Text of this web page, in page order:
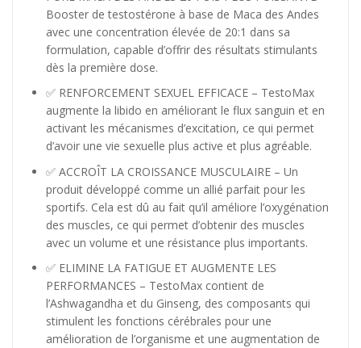
Booster de testostérone à base de Maca des Andes
avec une concentration élevée de 20:1 dans sa
formulation, capable d’offrir des résultats stimulants
dès la première dose.
✅ RENFORCEMENT SEXUEL EFFICACE – TestoMax
augmente la libido en améliorant le flux sanguin et en
activant les mécanismes d’excitation, ce qui permet
d’avoir une vie sexuelle plus active et plus agréable.
✅ ACCROÎT LA CROISSANCE MUSCULAIRE – Un
produit développé comme un allié parfait pour les
sportifs. Cela est dû au fait qu’il améliore l’oxygénation
des muscles, ce qui permet d’obtenir des muscles
avec un volume et une résistance plus importants.
✅ ELIMINE LA FATIGUE ET AUGMENTE LES
PERFORMANCES – TestoMax contient de
l’Ashwagandha et du Ginseng, des composants qui
stimulent les fonctions cérébrales pour une
amélioration de l’organisme et une augmentation de